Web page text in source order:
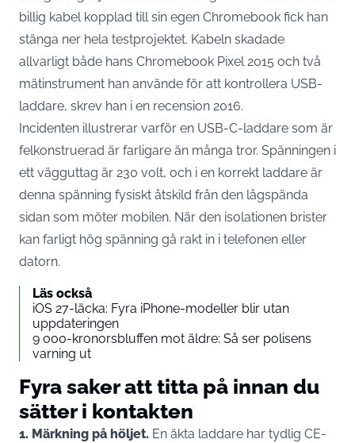
billig kabel kopplad till sin egen Chromebook fick han
stänga ner hela testprojektet. Kabeln skadade
allvarligt både hans Chromebook Pixel 2015 och två
mätinstrument han använde för att kontrollera USB-
laddare, skrev han i en recension 2016.
Incidenten illustrerar varför en USB-C-laddare som är
felkonstruerad är farligare än många tror. Spänningen i
ett vägguttag är 230 volt, och i en korrekt laddare är
denna spänning fysiskt åtskild från den lågspända
sidan som möter mobilen. När den isolationen brister
kan farligt hög spänning gå rakt in i telefonen eller
datorn.
Läs också
iOS 27-läcka: Fyra iPhone-modeller blir utan
uppdateringen
9 000-kronorsbluffen mot äldre: Så ser polisens
varning ut
Fyra saker att titta på innan du
sätter i kontakten
1. Märkning på höljet. En äkta laddare har tydlig CE-